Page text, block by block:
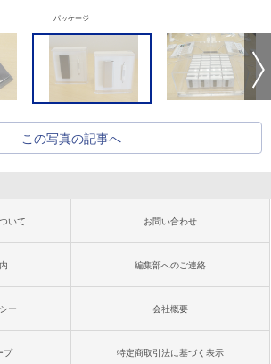
パッケージ
この写真の記事へ
いて お問い合わせ
編集部へのご連絡
ー 会社概要
プ 特定商取引法に基づく表示